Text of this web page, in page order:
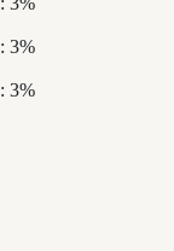
: 3%
: 3%